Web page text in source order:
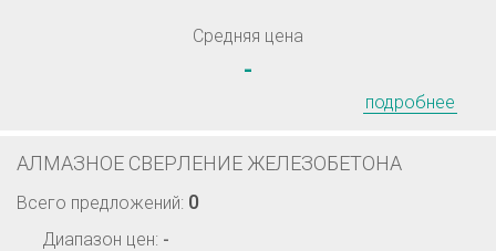
Средняя цена
-
подробнее
АЛМАЗНОЕ СВЕРЛЕНИЕ ЖЕЛЕЗОБЕТОНА
Всего предложений: 0
Диапазон цен: -